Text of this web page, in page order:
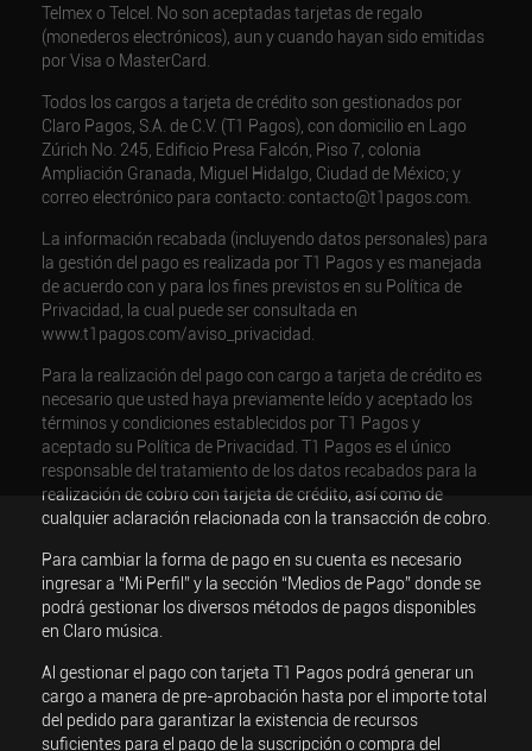
Telmex o Telcel. No son aceptadas tarjetas de regalo
(monederos electrónicos), aun y cuando hayan sido emitidas
por Visa o MasterCard.
Todos los cargos a tarjeta de crédito son gestionados por
Claro Pagos, S.A. de C.V. (T1 Pagos), con domicilio en Lago
Zúrich No. 245, Edificio Presa Falcón, Piso 7, colonia
Ampliación Granada, Miguel Hidalgo, Ciudad de México; y
correo electrónico para contacto: contacto@t1pagos.com.
La información recabada (incluyendo datos personales) para
la gestión del pago es realizada por T1 Pagos y es manejada
de acuerdo con y para los fines previstos en su Política de
Privacidad, la cual puede ser consultada en
www.t1pagos.com/aviso_privacidad.
Para la realización del pago con cargo a tarjeta de crédito es
necesario que usted haya previamente leído y aceptado los
términos y condiciones establecidos por T1 Pagos y
aceptado su Política de Privacidad. T1 Pagos es el único
responsable del tratamiento de los datos recabados para la
realización de cobro con tarjeta de crédito, así como de
cualquier aclaración relacionada con la transacción de cobro.
Para cambiar la forma de pago en su cuenta es necesario
ingresar a “Mi Perfil” y la sección “Medios de Pago” donde se
podrá gestionar los diversos métodos de pagos disponibles
en Claro música.
Al gestionar el pago con tarjeta T1 Pagos podrá generar un
cargo a manera de pre-aprobación hasta por el importe total
del pedido para garantizar la existencia de recursos
suficientes para el pago de la suscripción o compra del